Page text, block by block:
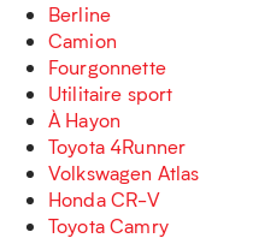
Berline
Camion
Fourgonnette
Utilitaire sport
À Hayon
Toyota 4Runner
Volkswagen Atlas
Honda CR-V
Toyota Camry